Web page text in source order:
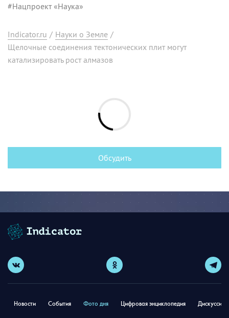
#Нацпроект «Наука»
Indicator.ru / Науки о Земле /
Щелочные соединения тектонических плит могут
катализировать рост алмазов
Обсудить
Новости События Фото дня Цифровая энциклопедия